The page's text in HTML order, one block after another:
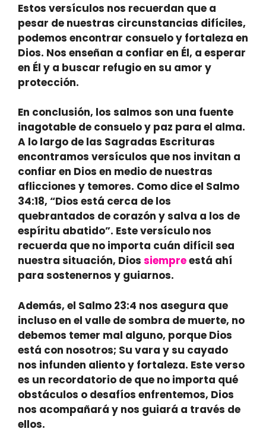
Estos versículos nos recuerdan que a
pesar de nuestras circunstancias difíciles,
podemos encontrar consuelo y fortaleza en
Dios. Nos enseñan a confiar en Él, a esperar
en Él y a buscar refugio en su amor y
protección.
En conclusión, los salmos son una fuente
inagotable de consuelo y paz para el alma.
A lo largo de las Sagradas Escrituras
encontramos versículos que nos invitan a
confiar en Dios en medio de nuestras
aflicciones y temores. Como dice el Salmo
34:18, “Dios está cerca de los
quebrantados de corazón y salva a los de
espíritu abatido”. Este versículo nos
recuerda que no importa cuán difícil sea
nuestra situación, Dios siempreestá ahí
para sostenernos y guiarnos.
Además, el Salmo 23:4 nos asegura que
incluso en el valle de sombra de muerte, no
debemos temer mal alguno, porque Dios
está con nosotros; Su vara y su cayado
nos infunden aliento y fortaleza. Este verso
es un recordatorio de que no importa qué
obstáculos o desafíos enfrentemos, Dios
nos acompañará y nos guiará a través de
ellos.